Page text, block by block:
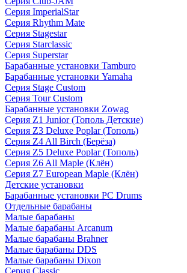
Серия ImperialStar
Серия Rhythm Mate
Серия Stagestar
Серия Starclassic
Серия Superstar
Барабанные установки Tamburo
Барабанные установки Yamaha
Серия Stage Custom
Серия Tour Custom
Барабанные установки Zowag
Серия Z1 Junior (Тополь Детские)
Серия Z3 Deluxe Poplar (Тополь)
Серия Z4 All Birch (Берёза)
Серия Z5 Deluxe Poplar (Тополь)
Серия Z6 All Maple (Клён)
Серия Z7 European Maple (Клён)
Детские установки
Барабанные установки PC Drums
Отдельные барабаны
Малые барабаны
Малые барабаны Arcanum
Малые барабаны Brahner
Малые барабаны DDS
Малые барабаны Dixon
Серия Classic